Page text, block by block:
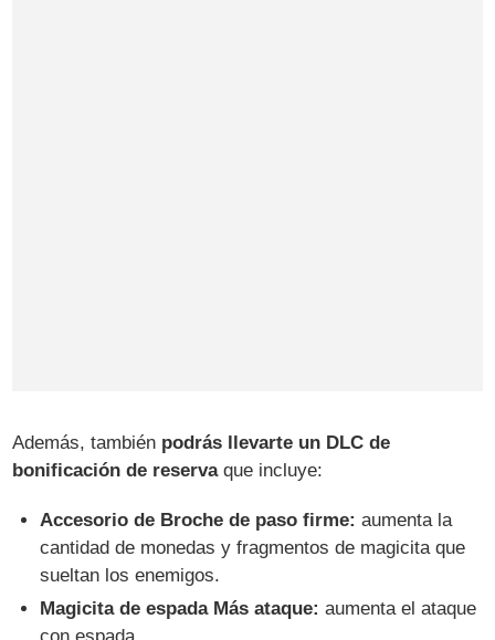
Además, también podrás llevarte un DLC de
bonificación de reservaque incluye:
Accesorio de Broche de paso firme: aumenta la
cantidad de monedas y fragmentos de magicita que
sueltan los enemigos.
Magicita de espada Más ataque: aumenta el ataque